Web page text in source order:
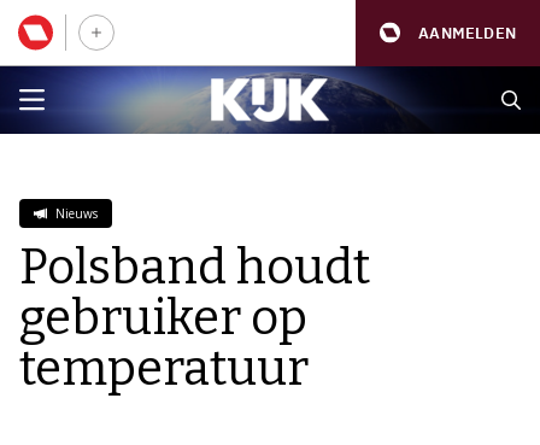
AANMELDEN
Nieuws
Polsband houdt
gebruiker op
temperatuur